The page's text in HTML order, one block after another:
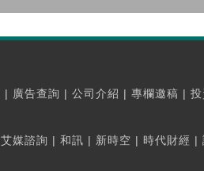
| 廣告查詢 | 公司介紹 | 專欄邀稿 |
艾媒諮詢 | 和訊 | 新時空 | 時代財經 |